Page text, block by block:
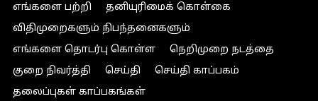
எங்களை பற்றி
தனியுரிமைக் கொள்கை
விதிமுறைகளும் நிபந்தனைகளும்
எங்களை தொடர்பு கொள்ள
நெறிமுறை நடத்தை
குறை நிவர்த்தி
செய்தி
செய்தி காப்பகம்
தலைப்புகள் காப்பகங்கள்